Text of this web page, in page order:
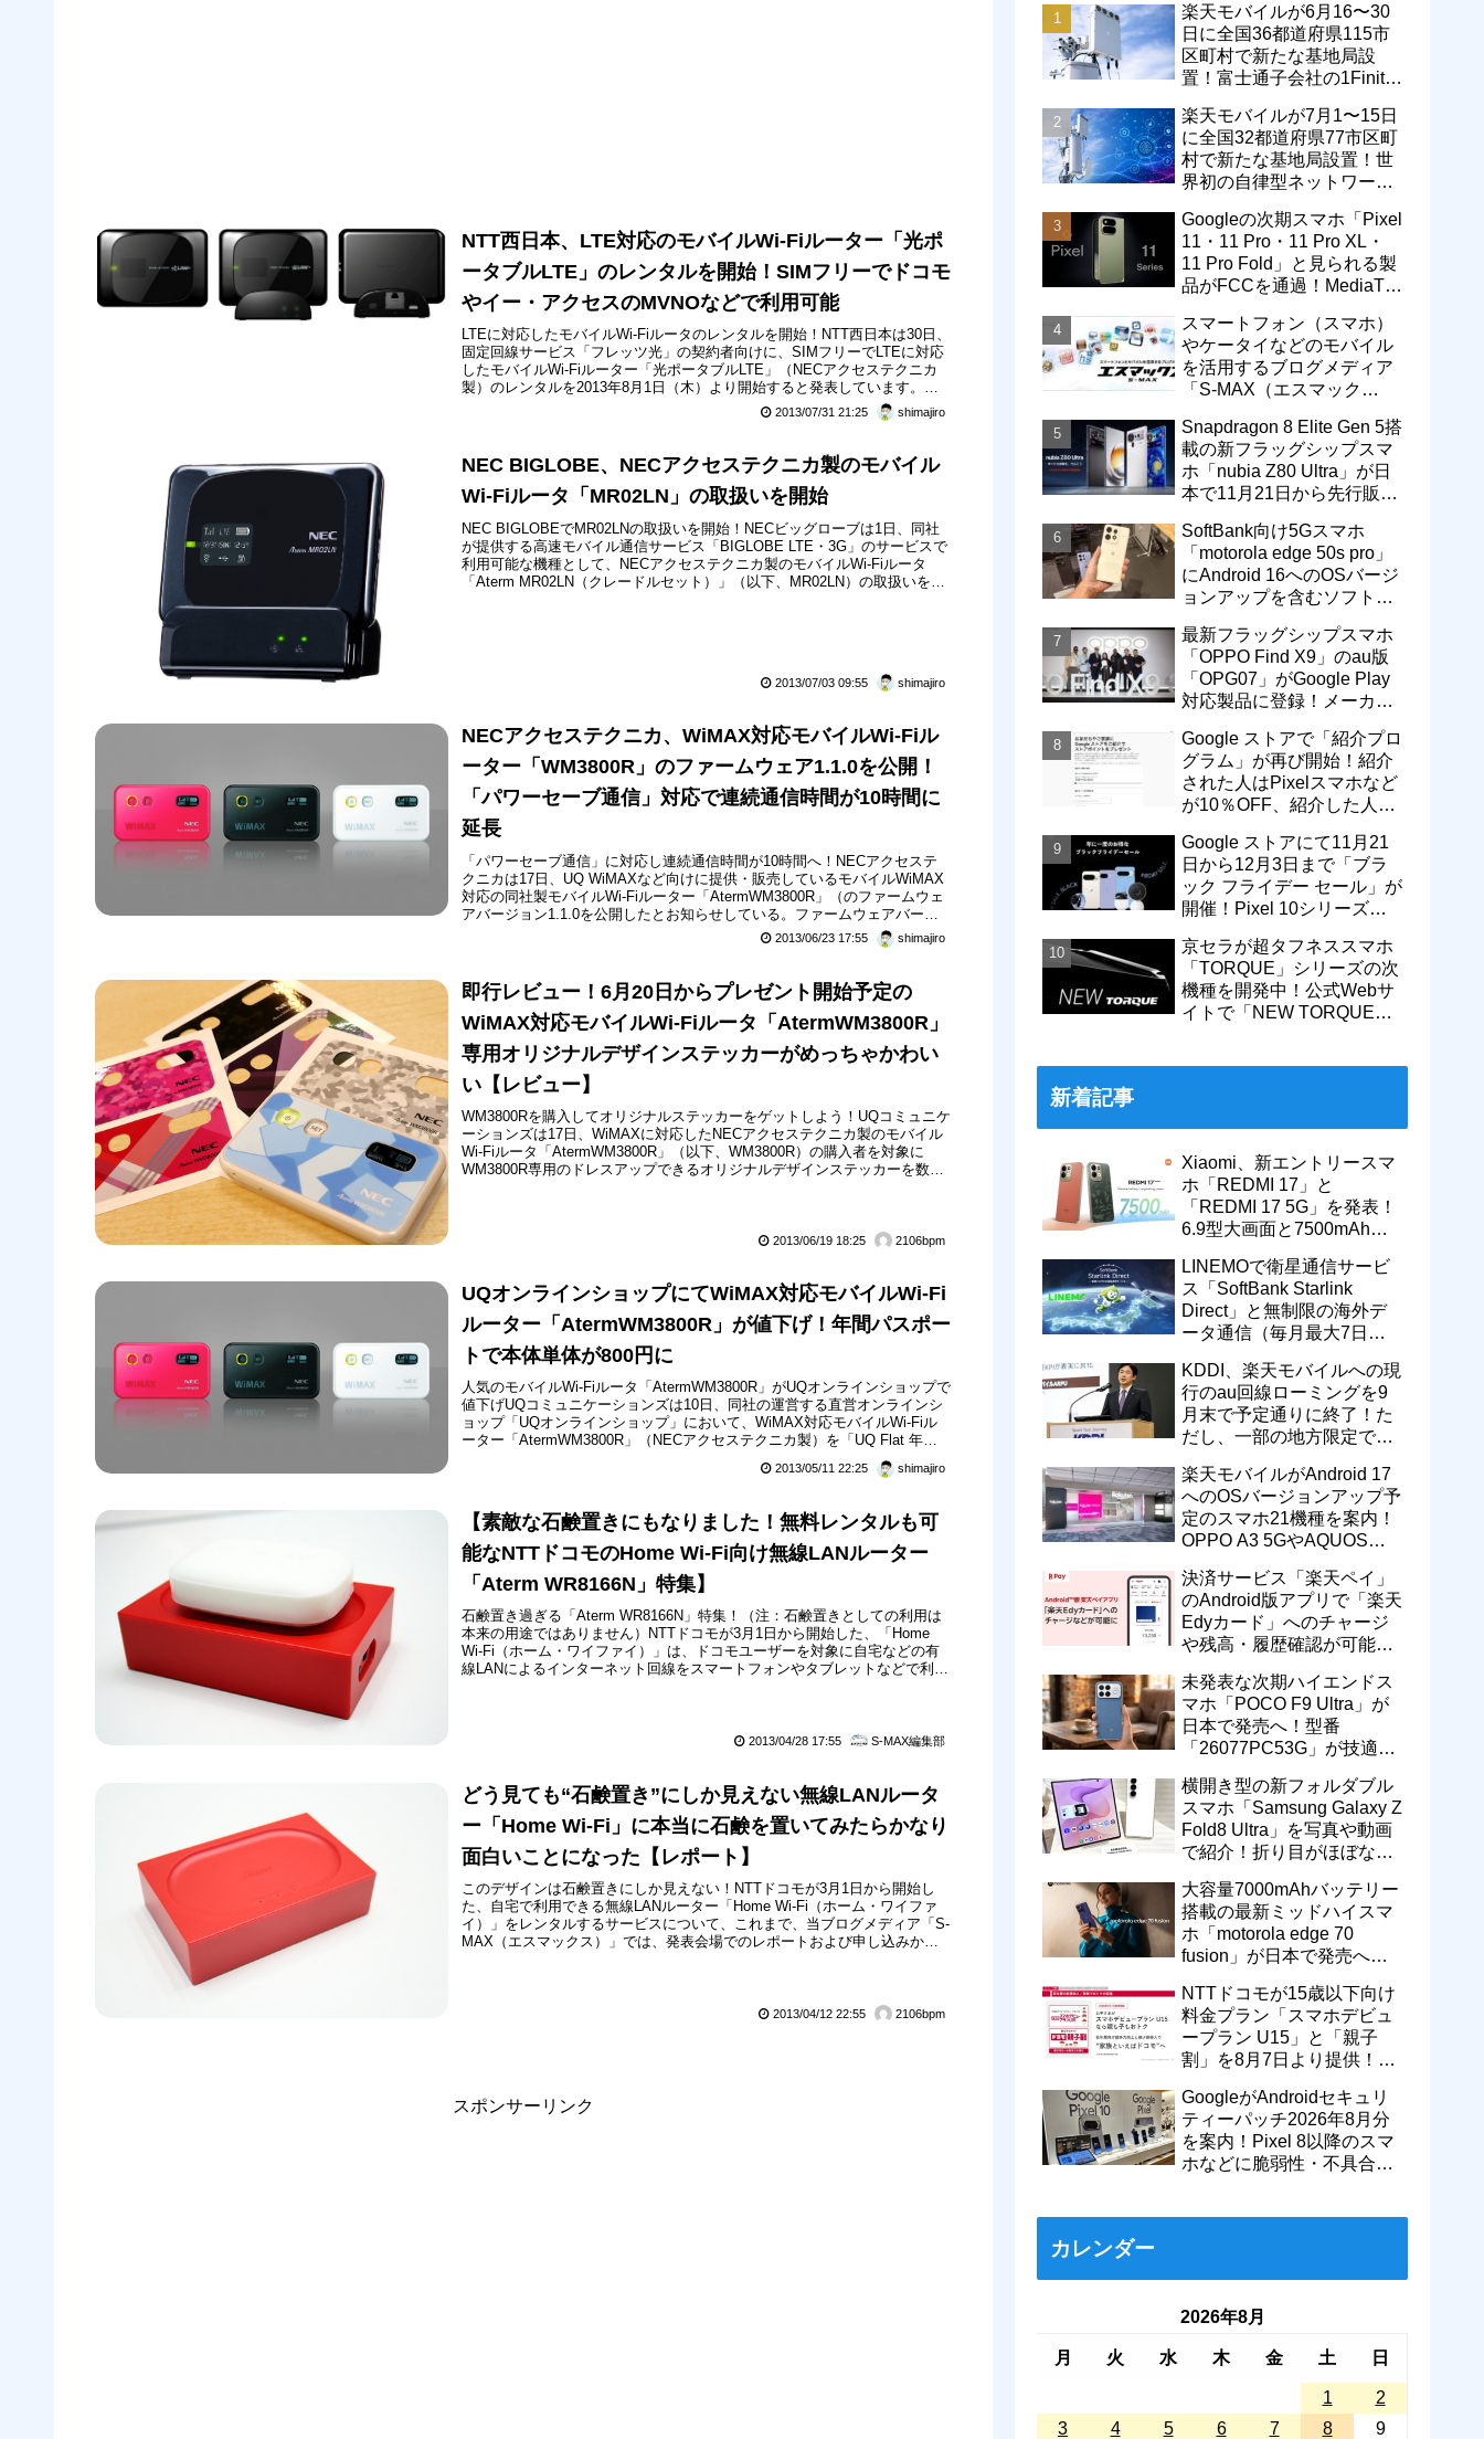
NTT西日本、LTE対応のモバイルWi-Fiルーター「光ポ
ータブルLTE」のレンタルを開始！SIMフリーでドコモ
やイー・アクセスのMVNOなどで利用可能
LTEに対応したモバイルWi-Fiルータのレンタルを開始！NTT西日本は30日、
固定回線サービス「フレッツ光」の契約者向けに、SIMフリーでLTEに対応
したモバイルWi-Fiルーター「光ポータブルLTE」（NECアクセステクニカ
製）のレンタルを2013年8月1日（木）より開始すると発表しています。光
ポータブルLTEのレンタル料金は月額315円で、通信サービスについては別
途モバイルデータ通信事業者と契約を行う必要があります。NTT西日本で
2013/07/31 21:25 shimajiro
NEC BIGLOBE、NECアクセステクニカ製のモバイル
Wi-Fiルータ「MR02LN」の取扱いを開始
NEC BIGLOBEでMR02LNの取扱いを開始！NECビッグローブは1日、同社
が提供する高速モバイル通信サービス「BIGLOBE LTE・3G」のサービスで
利用可能な機種として、NECアクセステクニカ製のモバイルWi-Fiルータ
「Aterm MR02LN（クレードルセット）」（以下、MR02LN）の取扱いを開
2013/07/03 09:55 shimajiro
NECアクセステクニカ、WiMAX対応モバイルWi-Fiル
ーター「WM3800R」のファームウェア1.1.0を公開！
「パワーセーブ通信」対応で連続通信時間が10時間に
延長
「パワーセーブ通信」に対応し連続通信時間が10時間へ！NECアクセステ
クニカは17日、UQ WiMAXなど向けに提供・販売しているモバイルWiMAX
対応の同社製モバイルWi-Fiルーター「AtermWM3800R」（のファームウェ
アバージョン1.1.0を公開したとお知らせしている。ファームウェアバージ
ョン1.1では、新たに対応した「パワーセーブ通信」機能を有効にすること
で、連続通信時間を従来の8時間から10時間へ延長するなど、新機能が追加
2013/06/23 17:55 shimajiro
即行レビュー！6月20日からプレゼント開始予定の
WiMAX対応モバイルWi-Fiルータ「AtermWM3800R」
専用オリジナルデザインステッカーがめっちゃかわい
い【レビュー】
WM3800Rを購入してオリジナルステッカーをゲットしよう！UQコミュニケ
ーションズは17日、WiMAXに対応したNECアクセステクニカ製のモバイル
Wi-Fiルータ「AtermWM3800R」（以下、WM3800R）の購入者を対象に
WM3800R専用のドレスアップできるオリジナルデザインステッカーを数量
2013/06/19 18:25 2106bpm
UQオンラインショップにてWiMAX対応モバイルWi-Fi
ルーター「AtermWM3800R」が値下げ！年間パスポー
トで本体単体が800円に
人気のモバイルWi-Fiルータ「AtermWM3800R」がUQオンラインショップで
値下げUQコミュニケーションズは10日、同社の運営する直営オンラインシ
ョップ「UQオンラインショップ」において、WiMAX対応モバイルWi-Fiル
ーター「AtermWM3800R」（NECアクセステクニカ製）を「UQ Flat 年間
パスポート」で新規に購入した際の販売価格を値下げすることをお知らせし
ている。今回値下げされた機種は、AtermWM3800Rのみで、他の機種は値
2013/05/11 22:25 shimajiro
【素敵な石鹸置きにもなりました！無料レンタルも可
能なNTTドコモのHome Wi-Fi向け無線LANルーター
「Aterm WR8166N」特集】
石鹸置き過ぎる「Aterm WR8166N」特集！（注：石鹸置きとしての利用は
本来の用途ではありません）NTTドコモが3月1日から開始した、「Home
Wi-Fi（ホーム・ワイファイ）」は、ドコモユーザーを対象に自宅などの有
線LANによるインターネット回線をスマートフォンやタブレットなどで利用
2013/04/28 17:55 S-MAX編集部
どう見ても“石鹸置き”にしか見えない無線LANルータ
ー「Home Wi-Fi」に本当に石鹸を置いてみたらかなり
面白いことになった【レポート】
このデザインは石鹸置きにしか見えない！NTTドコモが3月1日から開始し
た、自宅で利用できる無線LANルーター「Home Wi-Fi（ホーム・ワイファ
イ）」をレンタルするサービスについて、これまで、当ブログメディア「S-
MAX（エスマックス）」では、発表会場でのレポートおよび申し込みから
2013/04/12 22:55 2106bpm
スポンサーリンク
楽天モバイルが6月16〜30
日に全国36都道府県115市
区町村で新たな基地局設
置！富士通子会社の1Finity
エリアが拡大
楽天モバイルが7月1〜15日
に全国32都道府県77市区町
村で新たな基地局設置！世
界初の自律型ネットワーク
通信品質も改善
Googleの次期スマホ「Pixel
11・11 Pro・11 Pro XL・
11 Pro Fold」と見られる製
品がFCCを通過！MediaTek
スマートフォン（スマホ）
やケータイなどのモバイル
を活用するブログメディア
「S-MAX（エスマック
Snapdragon 8 Elite Gen 5搭
載の新フラッグシップスマ
ホ「nubia Z80 Ultra」が日
本で11月21日から先行販
SoftBank向け5Gスマホ
「motorola edge 50s pro」
にAndroid 16へのOSバージ
ョンアップを含むソフトウ
最新フラッグシップスマホ
「OPPO Find X9」のau版
「OPG07」がGoogle Play
対応製品に登録！メーカー
売へ
Google ストアで「紹介プロ
グラム」が再び開始！紹介
された人はPixelスマホなど
が10％OFF、紹介した人は
ト付与
Google ストアにて11月21
日から12月3日まで「ブラ
ック フライデー セール」が
開催！Pixel 10シリーズや
に
京セラが超タフネススマホ
「TORQUE」シリーズの次
機種を開発中！公式Webサ
イトで「NEW TORQUE」
新着記事
Xiaomi、新エントリースマ
ホ「REDMI 17」と
「REDMI 17 5G」を発表！
6.9型大画面と7500mAhバ
でも発売予定
LINEMOで衛星通信サービ
ス「SoftBank Starlink
Direct」と無制限の海外デ
ータ通信（毎月最大7日
から利用可能
KDDI、楽天モバイルへの現
行のau回線ローミングを9
月末で予定通りに終了！た
だし、一部の地方限定では
維持に協力へ
楽天モバイルがAndroid 17
へのOSバージョンアップ予
定のスマホ21機種を案内！
OPPO A3 5GやAQUOS
対象
決済サービス「楽天ペイ」
のAndroid版アプリで「楽天
Edyカード」へのチャージ
や残高・履歴確認が可能
交換なども
未発表な次期ハイエンドス
マホ「POCO F9 Ultra」が
日本で発売へ！型番
「26077PC53G」が技適通
テリー搭載に
横開き型の新フォルダブル
スマホ「Samsung Galaxy Z
Fold8 Ultra」を写真や動画
で紹介！折り目がほぼない
ト】
大容量7000mAhバッテリー
搭載の最新ミッドハイスマ
ホ「motorola edge 70
fusion」が日本で発売へ！
過
NTTドコモが15歳以下向け
料金プラン「スマホデビュ
ープラン U15」と「親子
割」を8月7日より提供！親
550円割引に
GoogleがAndroidセキュリ
ティーパッチ2026年8月分
を案内！Pixel 8以降のスマ
ホなどに脆弱性・不具合の
カレンダー
2026年8月
月 火 水 木 金 土 日
1
2
3
4 5 6 7 8 9